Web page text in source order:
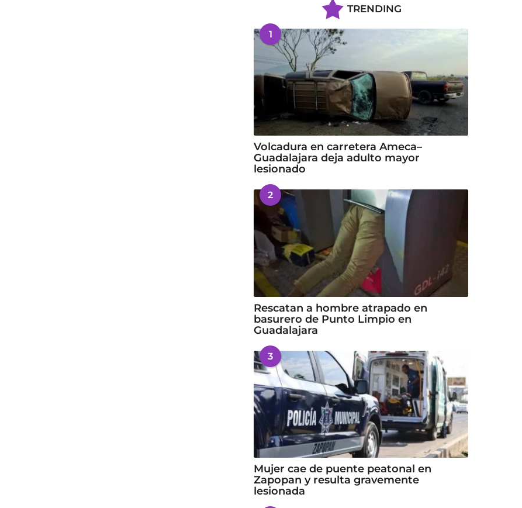
TRENDING
1
Volcadura en carretera Ameca–
Guadalajara deja adulto mayor
lesionado
2
Rescatan a hombre atrapado en
basurero de Punto Limpio en
Guadalajara
3
Mujer cae de puente peatonal en
Zapopan y resulta gravemente
lesionada